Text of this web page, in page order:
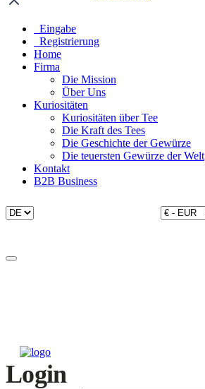
Eingabe
Registrierung
Home
Firma
Die Mission
Über Uns
Kuriositäten
Kuriositäten über Tee
Die Kraft des Tees
Die Geschichte der Gewürze
Die teuersten Gewürze der Welt
Kontakt
B2B Business
Login